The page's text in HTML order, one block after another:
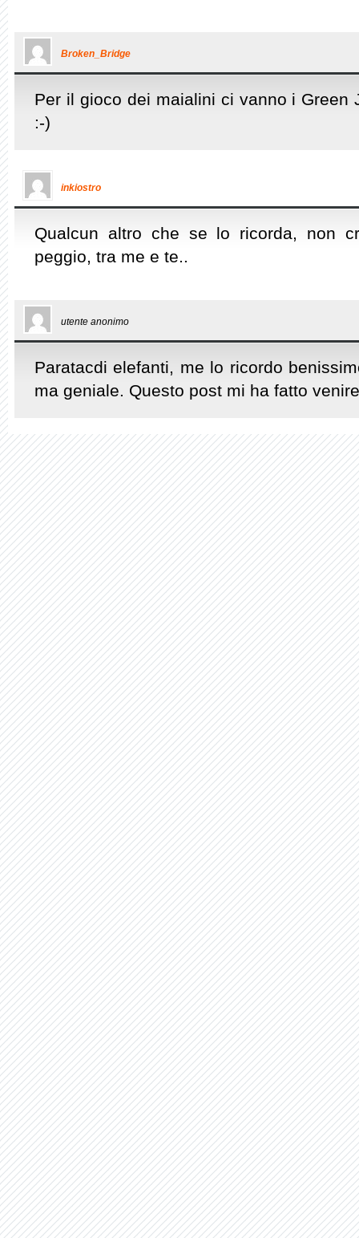
Broken_Bridge
Per il gioco dei maialini ci vanno i Green
:-)
inkiostro
Qualcun altro che se lo ricorda, non
peggio, tra me e te..
utente anonimo
Paratacdi elefanti, me lo ricordo
ma geniale. Questo post mi ha fatto